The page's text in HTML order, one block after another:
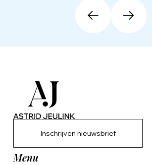
Inschrijven nieuwsbrief
Menu